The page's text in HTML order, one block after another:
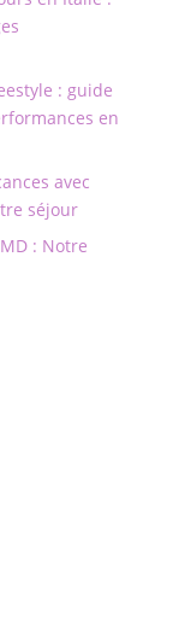
: guide
en
avec
séjour
: Notre